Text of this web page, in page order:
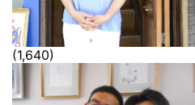
(1,640)